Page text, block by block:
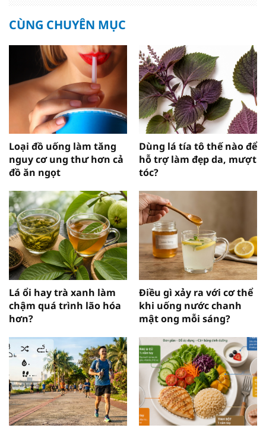
CÙNG CHUYÊN MỤC
Loại đồ uống làm tăng
nguy cơ ung thư hơn cả
đồ ăn ngọt
Dùng lá tía tô thế nào để
hỗ trợ làm đẹp da, mượt
tóc?
Lá ổi hay trà xanh làm
chậm quá trình lão hóa
hơn?
Điều gì xảy ra với cơ thể
khi uống nước chanh
mật ong mỗi sáng?